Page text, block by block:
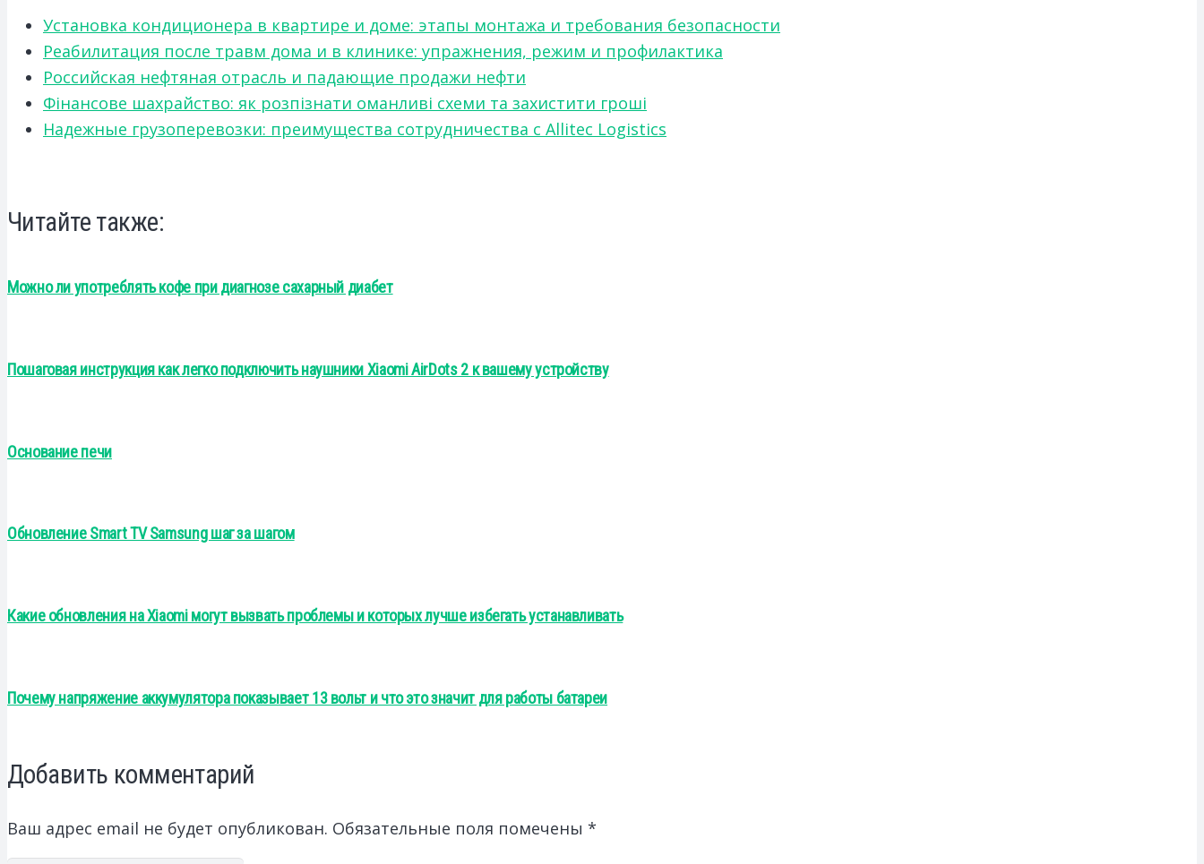
Установка кондиционера в квартире и доме: этапы монтажа и требования безопасности
Реабилитация после травм дома и в клинике: упражнения, режим и профилактика
Российская нефтяная отрасль и падающие продажи нефти
Фінансове шахрайство: як розпізнати оманливі схеми та захистити гроші
Надежные грузоперевозки: преимущества сотрудничества с Allitec Logistics
Читайте также:
Можно ли употреблять кофе при диагнозе сахарный диабет
Пошаговая инструкция как легко подключить наушники Xiaomi AirDots 2 к вашему устройству
Основание печи
Обновление Smart TV Samsung шаг за шагом
Какие обновления на Xiaomi могут вызвать проблемы и которых лучше избегать устанавливать
Почему напряжение аккумулятора показывает 13 вольт и что это значит для работы батареи
Добавить комментарий
Ваш адрес email не будет опубликован. Обязательные поля помечены *